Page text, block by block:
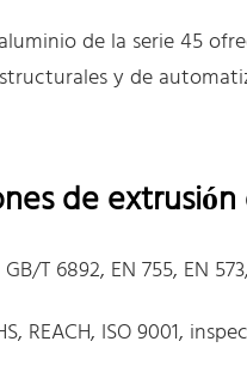
de la serie 45
y de
de
T 6892, EN 755, EN
REACH, ISO 9001,